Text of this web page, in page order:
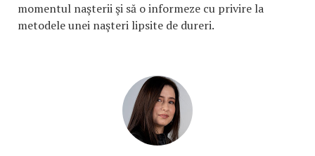
momentul naşterii şi să o informeze cu privire la
metodele unei naşteri lipsite de dureri.